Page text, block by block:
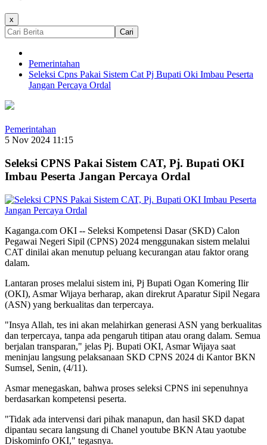
x
Cari
Pemerintahan
Seleksi Cpns Pakai Sistem Cat Pj Bupati Oki Imbau Peserta
Jangan Percaya Ordal
Pemerintahan
5 Nov 2024 11:15
Seleksi CPNS Pakai Sistem CAT, Pj. Bupati OKI
Imbau Peserta Jangan Percaya Ordal
Kaganga.com OKI -- Seleksi Kompetensi Dasar (SKD) Calon
Pegawai Negeri Sipil (CPNS) 2024 menggunakan sistem melalui
CAT dinilai akan menutup peluang kecurangan atau faktor orang
dalam.
Lantaran proses melalui sistem ini, Pj Bupati Ogan Komering Ilir
(OKI), Asmar Wijaya berharap, akan direkrut Aparatur Sipil Negara
(ASN) yang berkualitas dan terpercaya.
"Insya Allah, tes ini akan melahirkan generasi ASN yang berkualitas
dan terpercaya, tanpa ada pengaruh titipan atau orang dalam. Semua
berjalan transparan," jelas Pj. Bupati OKI, Asmar Wijaya saat
meninjau langsung pelaksanaan SKD CPNS 2024 di Kantor BKN
Sumsel, Senin, (4/11).
Asmar menegaskan, bahwa proses seleksi CPNS ini sepenuhnya
berdasarkan kompetensi peserta.
"Tidak ada intervensi dari pihak manapun, dan hasil SKD dapat
dipantau secara langsung di Chanel youtube BKN Atau yaotube
Diskominfo OKI," tegasnya.